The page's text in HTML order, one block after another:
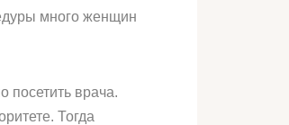
много женщин
посетить врача.
Тогда